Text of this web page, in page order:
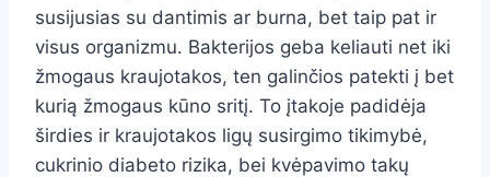
susijusias su dantimis ar burna, bet taip pat ir
visus organizmu. Bakterijos geba keliauti net iki
žmogaus kraujotakos, ten galinčios patekti į bet
kurią žmogaus kūno sritį. To įtakoje padidėja
širdies ir kraujotakos ligų susirgimo tikimybė,
cukrinio diabeto rizika, bei kvėpavimo takų